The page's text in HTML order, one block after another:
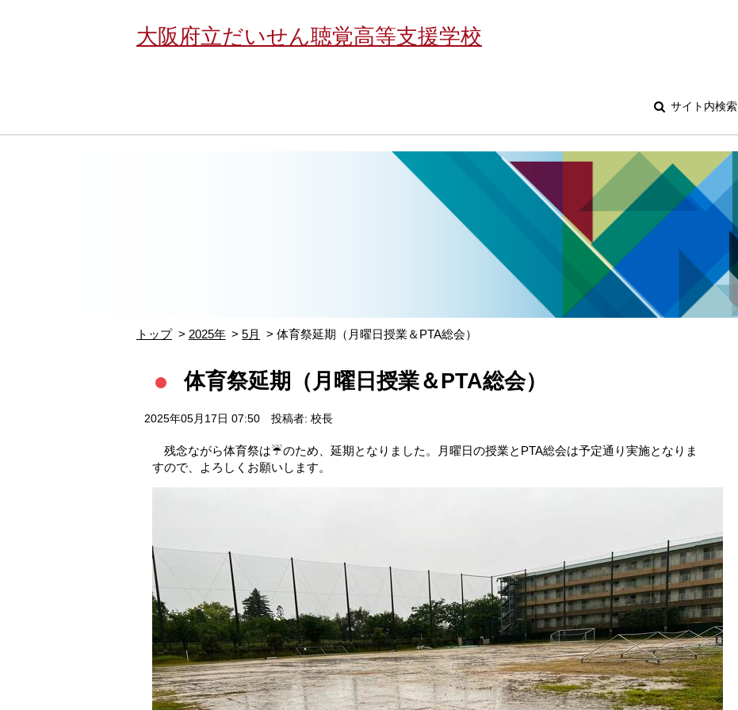
大阪府立だいせん聴覚高等支援学校
サイト内検索
トップ 2025年 5月 体育祭延期（月曜日授業＆PTA総会）
体育祭延期（月曜日授業＆PTA総会）
2025年05月17日 07:50 投稿者: 校長
残念ながら体育祭は☔のため、延期となりました。月曜日の授業とPTA総会は予定通り実施となりま
すので、よろしくお願いします。